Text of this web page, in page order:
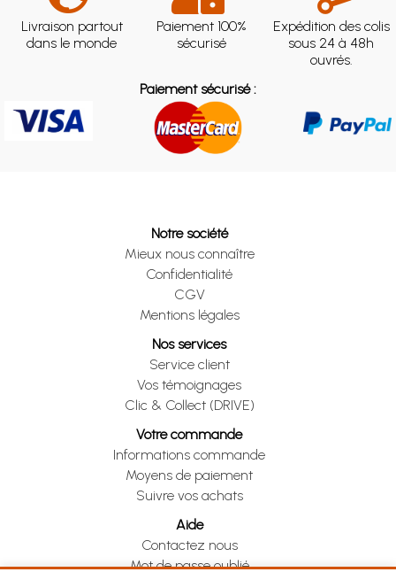
Livraison partout
dans le monde
Paiement 100%
sécurisé
Expédition des colis
sous 24 à 48h
ouvrés.
Paiement sécurisé :
Notre société
Mieux nous connaître
Confidentialité
CGV
Mentions légales
Nos services
Service client
Vos témoignages
Clic & Collect (DRIVE)
Votre commande
Informations commande
Moyens de paiement
Suivre vos achats
Aide
Contactez nous
Mot de passe oublié